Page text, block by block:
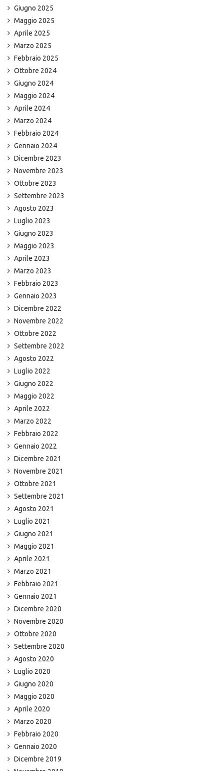
Giugno 2025
Maggio 2025
Aprile 2025
Marzo 2025
Febbraio 2025
Ottobre 2024
Giugno 2024
Maggio 2024
Aprile 2024
Marzo 2024
Febbraio 2024
Gennaio 2024
Dicembre 2023
Novembre 2023
Ottobre 2023
Settembre 2023
Agosto 2023
Luglio 2023
Giugno 2023
Maggio 2023
Aprile 2023
Marzo 2023
Febbraio 2023
Gennaio 2023
Dicembre 2022
Novembre 2022
Ottobre 2022
Settembre 2022
Agosto 2022
Luglio 2022
Giugno 2022
Maggio 2022
Aprile 2022
Marzo 2022
Febbraio 2022
Gennaio 2022
Dicembre 2021
Novembre 2021
Ottobre 2021
Settembre 2021
Agosto 2021
Luglio 2021
Giugno 2021
Maggio 2021
Aprile 2021
Marzo 2021
Febbraio 2021
Gennaio 2021
Dicembre 2020
Novembre 2020
Ottobre 2020
Settembre 2020
Agosto 2020
Luglio 2020
Giugno 2020
Maggio 2020
Aprile 2020
Marzo 2020
Febbraio 2020
Gennaio 2020
Dicembre 2019